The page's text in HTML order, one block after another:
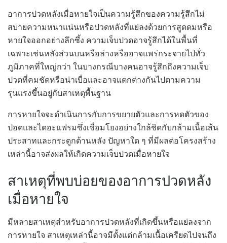
อาการปวดหลังเมื่อหายใจเป็นความรู้สึกของความรู้สึกไม่
สบายความหนาแน่นหรือปวดหลังที่แย่ลงด้วยการสูดดมหรือ
หายใจออกอย่างลึกซึ้ง ความเจ็บปวดอาจรู้สึกได้ในพื้นที่
เฉพาะเช่นหลังส่วนบนหรือล่างหรืออาจแพร่กระจายไปทั่ว
ภูมิภาคที่ใหญ่กว่า ในบางกรณีบางคนอาจรู้สึกถึงความเจ็บ
ปวดที่คมชัดหรือน่าเบื่อและอาจแตกต่างกันไปตามความ
รุนแรงขึ้นอยู่กับสาเหตุพื้นฐาน
การหายใจจะดำเนินการกับการขยายตัวและการหดตัวของ
ปอดและไดอะแฟรมซึ่งเชื่อมโยงอย่างใกล้ชิดกับกล้ามเนื้อเส้น
ประสาทและกระดูกด้านหลัง ปัญหาใด ๆ ที่มีผลต่อโครงสร้าง
เหล่านี้อาจส่งผลให้เกิดความเจ็บปวดเมื่อหายใจ
สาเหตุที่พบบ่อยของอาการปวดหลัง
เมื่อหายใจ
มีหลายสาเหตุสำหรับอาการปวดหลังที่เกิดขึ้นหรือแย่ลงจาก
การหายใจ สาเหตุเหล่านี้อาจมีตั้งแต่กล้ามเนื้อเครียดไปจนถึง